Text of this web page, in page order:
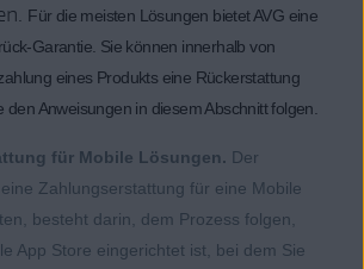
Für die meisten Lösungen bietet AVG eine
Garantie. Sie können innerhalb von
eines Produkts eine Rückerstattung
den Anweisungen in diesem Abschnitt folgen.
für Mobile Lösungen. Der
Zahlungserstattung für eine Mobile
besteht darin, dem Prozess folgen,
App Store eingerichtet ist, bei dem Sie